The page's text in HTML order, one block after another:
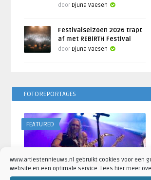
www.artiestennieuws.nl gebruikt cookies voor een
website en een optimale service. Lees hier meer
door Djuna Vaesen
Festivalseizoen 2026 trapt
af met REBiRTH Festival
door Djuna Vaesen
FOTOREPORTAGES
FEATURED